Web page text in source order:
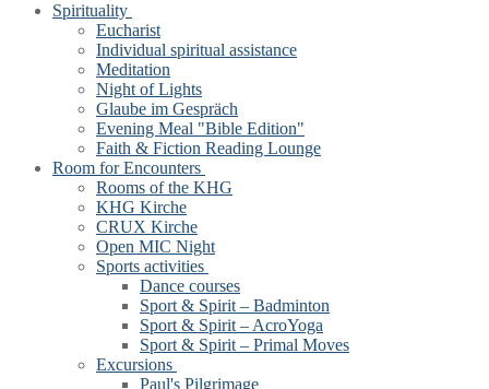
Spirituality
Eucharist
Individual spiritual assistance
Meditation
Night of Lights
Glaube im Gespräch
Evening Meal "Bible Edition"
Faith & Fiction Reading Lounge
Room for Encounters
Rooms of the KHG
KHG Kirche
CRUX Kirche
Open MIC Night
Sports activities
Dance courses
Sport & Spirit – Badminton
Sport & Spirit – AcroYoga
Sport & Spirit – Primal Moves
Excursions
Paul's Pilgrimage